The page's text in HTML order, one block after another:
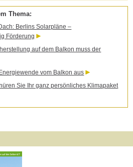
Thema:
Berlins Solarpläne –
Förderung
auf dem Balkon muss der
vom Balkon aus
Sie Ihr ganz persönliches Klimapaket